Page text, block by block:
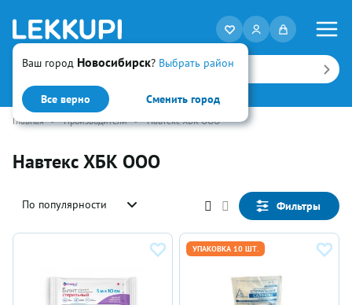
Ваш город Новосибирск? Выбрать район
Все верно Сменить город
Искать
Главная • Производители • Навтекс ХБК ООО
Навтекс ХБК ООО
По популярности Фильтры
УПАКОВКА 10 ШТ.